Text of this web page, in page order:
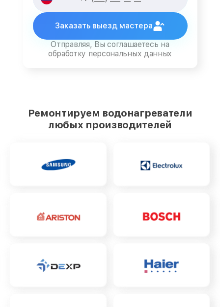
Заказать выезд мастера
Отправляя, Вы соглашаетесь на
обработку персональных данных
Ремонтируем водонагреватели
любых производителей